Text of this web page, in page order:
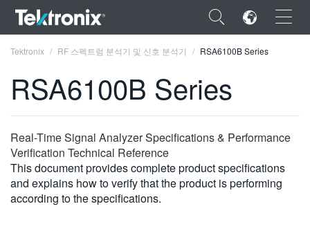
×
ENGLISH
FRANÇAIS
DEUTSCH
Tektronix RF 스펙트럼 분석기 및 신호 분석기 RSA6100B Series
RSA6100B Series
Real-Time Signal Analyzer Specifications & Performance
Verification Technical Reference
This document provides complete product specifications
and explains how to verify that the product is performing
according to the specifications.